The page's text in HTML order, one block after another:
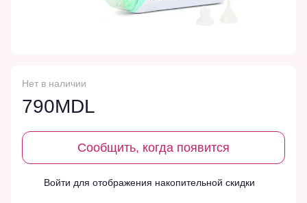
Нет в наличии
790MDL
Сообщить, когда появится
Войти для отображения накопительной скидки